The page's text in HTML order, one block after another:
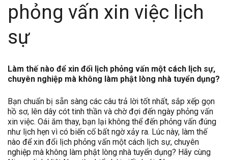
phỏng vấn xin việc lịch
sự
Làm thế nào để xin đổi lịch phỏng vấn một cách lịch sự,
chuyên nghiệp mà không làm phật lòng nhà tuyển dụng?
Bạn chuẩn bị sẵn sàng các câu trả lời tốt nhất, sắp xếp gọn
hồ sơ, lên dây cót tinh thần và chờ đợi đến ngày phỏng vấn
xin việc. Oái ăm thay, bạn lại không thể đến phỏng vấn đúng
như lịch hẹn vì có biến cố bất ngờ xảy ra. Lúc này, làm thế
nào để xin đổi lịch phỏng vấn một cách lịch sự, chuyên
nghiệp mà không làm phật lòng nhà tuyển dụng? Hãy cùng